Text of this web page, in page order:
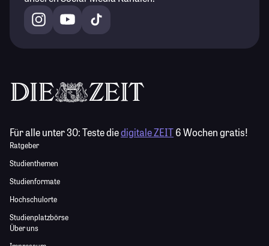
Für alle unter 30:Teste diedigitale ZEIT6 Wochen gratis!
Ratgeber
Studienthemen
Studienformate
Hochschulorte
Studienplatzbörse
Über uns